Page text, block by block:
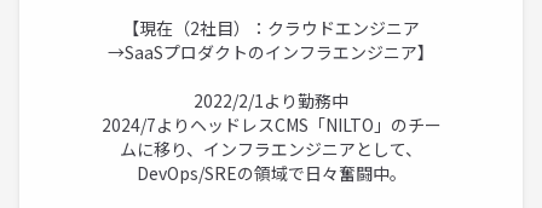
【現在（2社目）：クラウドエンジニア
→SaaSプロダクトのインフラエンジニア】
2022/2/1より勤務中
2024/7よりヘッドレスCMS「NILTO」のチー
ムに移り、インフラエンジニアとして、
DevOps/SREの領域で日々奮闘中。